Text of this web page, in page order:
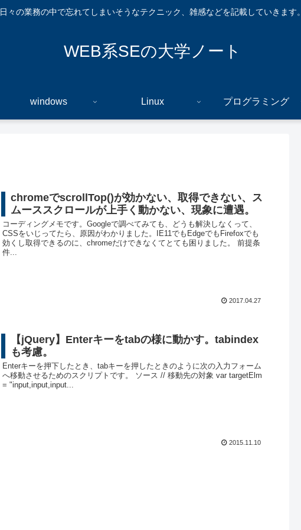
日々の業務の中で忘れてしまいそうなテクニック、雑感などを記載していきます。
WEB系SEの大学ノート
windows Linux プログラミング
chromeでscrollTop()が効かない、取得できない、ス
ムーススクロールが上手く動かない、現象に遭遇。
コーディングメモです。Googleで調べてみても、どうも解決しなくって、
CSSをいじってたら、原因がわかりました。IE11でもEdgeでもFirefoxでも
効くし取得できるのに、chromeだけできなくてとても困りました。 前提条
件...
2017.04.27
【jQuery】Enterキーをtabの様に動かす。tabindex
も考慮。
Enterキーを押下したとき、tabキーを押したときのように次の入力フォーム
へ移動させるためのスクリプトです。 ソース // 移動先の対象 var targetElm
= "input,input,input...
2015.11.10